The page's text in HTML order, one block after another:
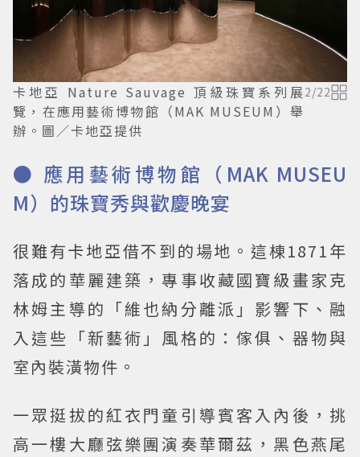
卡地亞 Nature Sauvage 頂級珠寶系列展
覽，在應用藝術博物館（MAK MUSEUM）舉
辦。圖／卡地亞提供
2/22
● 應用藝術博物館（MAK MUSEU
M）的珠寶秀與歡慶晚宴
很難有卡地亞借不到的場地。這棟1871年
落成的華麗建築，專事收藏國寶級畫家克
林姆主導的「維也納分離派」影響下、融
入這些「新藝術」風格的：傢俱、器物與
室內裝潢物件。
一眾挺拔的紅衣門童引導賓客入內後，挑
高一樓大廳弦樂團演奏華爾茲，黑色燕尾